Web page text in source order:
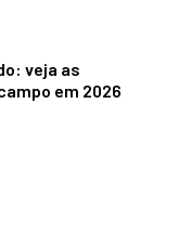
veja as
em 2026